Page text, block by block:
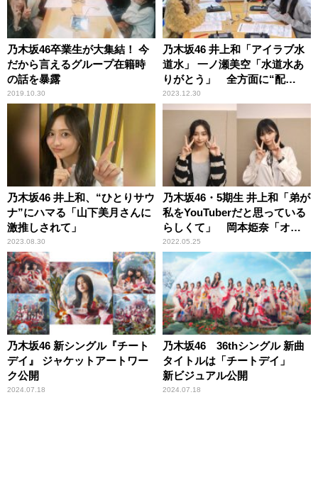
乃木坂46卒業生が大集結！ 今
だから言えるグループ在籍時
の話を暴露
2019.10.30
乃木坂46 井上和「アイラブ水
道水」 一ノ瀬美空「水道水あ
りがとう」 全方面に“配
慮”で飲み水にも感謝
2023.12.30
乃木坂46 井上和、“ひとりサウ
ナ”にハマる「山下美月さんに
激推しされて」
2023.08.30
乃木坂46・5期生 井上和「弟が
私をYouTuberだと思っている
らしくて」 岡本姫奈「オー
ディション中、心が折れて帰
ろうとして（笑）」
2022.05.25
乃木坂46 新シングル『チート
デイ』 ジャケットアートワー
ク公開
2024.07.18
乃木坂46 36thシングル 新曲
タイトルは「チートデイ」
新ビジュアル公開
2024.07.18